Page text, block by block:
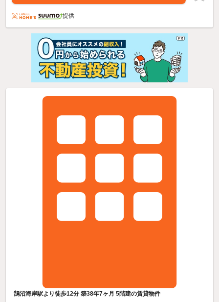
提供
鵠沼海岸駅より徒歩12分 築38年7ヶ月 5階建の賃貸物件